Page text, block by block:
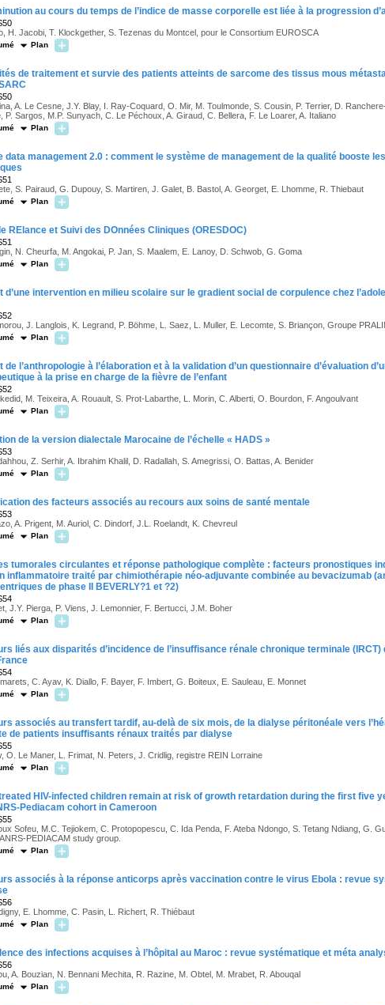
au cours du temps de l’indice de masse corporelle est liée à la progression
H. Jacobi, T. Klockgether, S. Tezenas du Montcel, pour le Consortium EUROSCA
Plan
de traitement et survie des patients atteints de sarcome des tissus mous
A. Le Cesne, J.Y. Blay, I. Ray-Coquard, O. Mir, M. Toulmonde, S. Cousin, P. Terrier, D.
P. Sargos, M.P. Sunyach, C. Le Péchoux, A. Giraud, C. Bellera, F. Le Loarer, A. Italiano
Plan
data management 2.0 : comment le système de management de la qualité booste
S. Pairaud, G. Dupouy, S. Martiren, J. Galet, B. Bastol, A. Georget, E. Lhomme, R. Thiebaut
Plan
RElance et Suivi des DOnnées Cliniques (ORESDOC)
N. Cheurfa, M. Angokai, P. Jan, S. Maalem, E. Lanoy, D. Schwob, G. Goma
Plan
d’une intervention en milieu scolaire sur le gradient social de corpulence chez
J. Langlois, K. Legrand, P. Böhme, L. Saez, L. Muller, E. Lecomte, S. Briançon, Groupe
Plan
de l’anthropologie à l’élaboration et à la validation d’un questionnaire d’évaluation
à la prise en charge de la fièvre de l’enfant
M. Teixeira, A. Rouault, S. Prot-Labarthe, L. Morin, C. Alberti, O. Bourdon, F. Angoulvant
Plan
de la version dialectale Marocaine de l’échelle « HADS »
Z. Serhir, A. Ibrahim Khalil, D. Radallah, S. Amegrissi, O. Battas, A. Benider
Plan
des facteurs associés au recours aux soins de santé mentale
A. Prigent, M. Auriol, C. Dindorf, J.L. Roelandt, K. Chevreul
Plan
tumorales circulantes et réponse pathologique complète : facteurs pronostiques
inflammatoire traité par chimiothérapie néo-adjuvante combinée au bevacizumab
de phase II BEVERLY?1 et ?2)
J.Y. Pierga, P. Viens, J. Lemonnier, F. Bertucci, J.M. Boher
Plan
liés aux disparités d’incidence de l’insuffisance rénale chronique terminale (IRCT)
C. Ayav, K. Diallo, F. Bayer, F. Imbert, G. Boiteux, E. Sauleau, E. Monnet
Plan
associés au transfert tardif, au-delà de six mois, de la dialyse péritonéale vers
de patients insuffisants rénaux traités par dialyse
O. Le Maner, L. Frimat, N. Peters, J. Cridlig, registre REIN Lorraine
Plan
HIV-infected children remain at risk of growth retardation during the first five
Pediacam cohort in Cameroon
Sofeu, M.C. Tejiokem, C. Protopopescu, C. Ida Penda, F. Ateba Ndongo, S. Tetang Ndiang, G.
PEDIACAM study group.
Plan
associés à la réponse anticorps après vaccination contre le virus Ebola : revue
E. Lhomme, C. Pasin, L. Richert, R. Thiébaut
Plan
des infections acquises à l’hôpital au Maroc : revue systématique et méta
A. Bouzian, N. Bennani Mechita, R. Razine, M. Obtel, M. Mrabet, R. Abouqal
Plan